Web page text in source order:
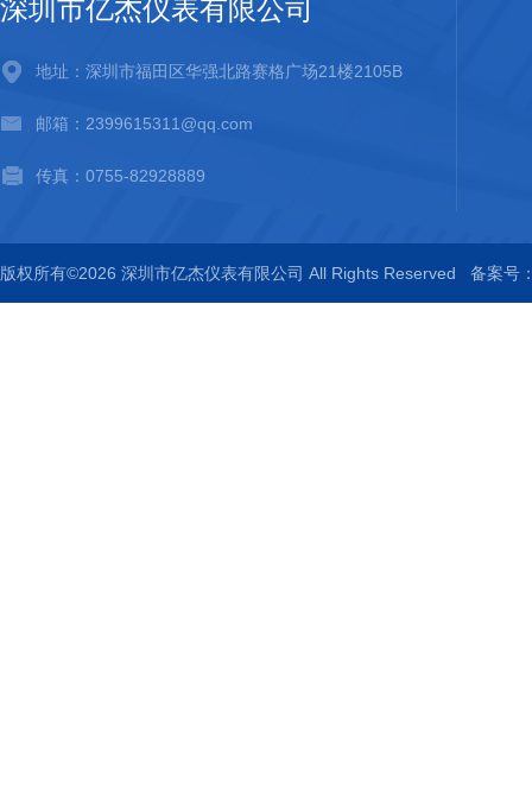
深圳市亿杰仪表有限公司
地址：深圳市福田区华强北路赛格广场21楼2105B
邮箱：2399615311@qq.com
传真：0755-82928889
版权所有©2026 深圳市亿杰仪表有限公司 All Rights Reserved 备案号